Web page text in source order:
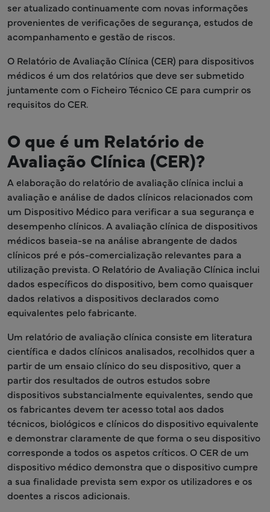
ser atualizado continuamente com novas informações
provenientes de verificações de segurança, estudos de
acompanhamento e gestão de riscos.
O Relatório de Avaliação Clínica (CER) para dispositivos
médicos é um dos relatórios que deve ser submetido
juntamente com o Ficheiro Técnico CE para cumprir os
requisitos do CER.
O que é um Relatório de
Avaliação Clínica (CER)?
A elaboração do relatório de avaliação clínica inclui a
avaliação e análise de dados clínicos relacionados com
um Dispositivo Médico para verificar a sua segurança e
desempenho clínicos. A avaliação clínica de dispositivos
médicos baseia-se na análise abrangente de dados
clínicos pré e pós-comercialização relevantes para a
utilização prevista. O Relatório de Avaliação Clínica inclui
dados específicos do dispositivo, bem como quaisquer
dados relativos a dispositivos declarados como
equivalentes pelo fabricante.
Um relatório de avaliação clínica consiste em literatura
científica e dados clínicos analisados, recolhidos quer a
partir de um ensaio clínico do seu dispositivo, quer a
partir dos resultados de outros estudos sobre
dispositivos substancialmente equivalentes, sendo que
os fabricantes devem ter acesso total aos dados
técnicos, biológicos e clínicos do dispositivo equivalente
e demonstrar claramente de que forma o seu dispositivo
corresponde a todos os aspetos críticos. O CER de um
dispositivo médico demonstra que o dispositivo cumpre
a sua finalidade prevista sem expor os utilizadores e os
doentes a riscos adicionais.